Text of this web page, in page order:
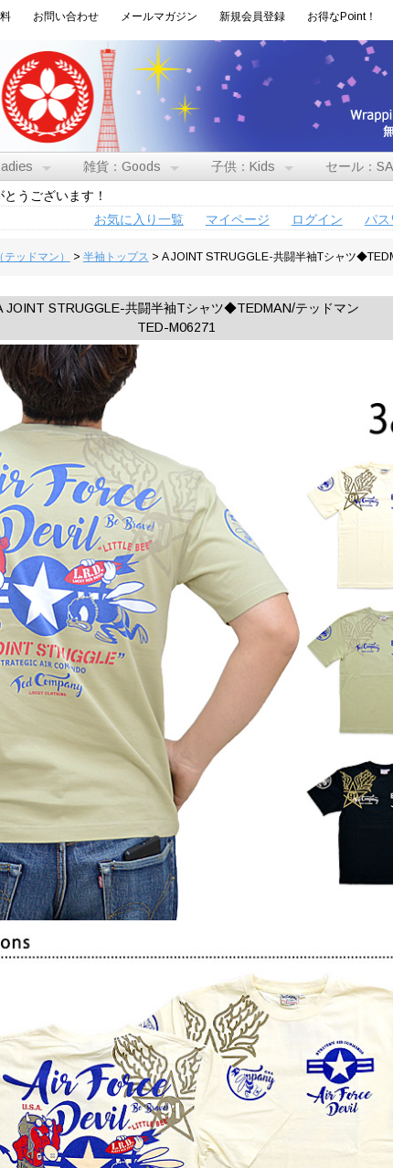
お問い合わせ メールマガジン 新規会員登録 お得なPoint！
雑貨：Goods 子供：Kids セール：
うございます！
お気に入り一覧
マイページ ログイン パス
ッドマン） > 半袖トップス > A JOINT STRUGGLE-共闘半袖Tシャツ
JOINT STRUGGLE-共闘半袖Tシャツ◆TEDMAN/テッドマン
TED-M06271